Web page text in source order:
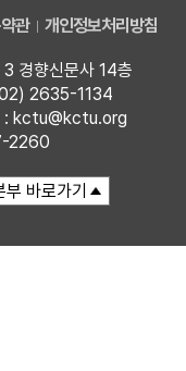
관 개인정보처리방침
경향신문사 14층
2635-1134
: kctu@kctu.org
2260